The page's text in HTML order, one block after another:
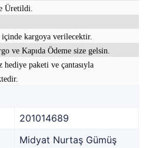
Üretildi.
kargoya verilecektir.
ve Kapıda Ödeme size gelsin.
paketi ve çantasıyla
201014689
Midyat Nurtaş Gümüş